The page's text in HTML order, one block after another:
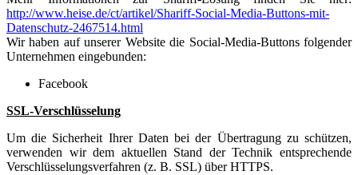
http://www.heise.de/ct/artikel/Shariff-Social-Media-Buttons-mit-
Datenschutz-2467514.html
Wir haben auf unserer Website die Social-Media-Buttons folgender
Unternehmen eingebunden:
Facebook
SSL-Verschlüsselung
Um die Sicherheit Ihrer Daten bei der Übertragung zu schützen,
verwenden wir dem aktuellen Stand der Technik entsprechende
Verschlüsselungsverfahren (z. B. SSL) über HTTPS.